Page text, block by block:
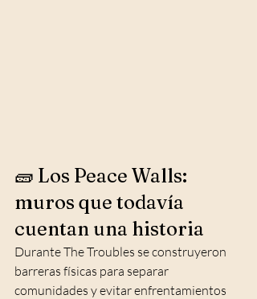
🧱 Los Peace Walls:
muros que todavía
cuentan una historia
Durante The Troubles se construyeron
barreras físicas para separar
comunidades y evitar enfrentamientos